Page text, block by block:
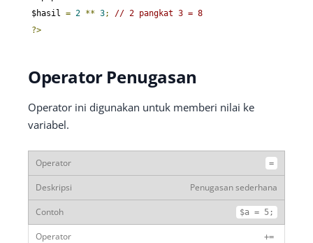
$hasil = 2 ** 3;
// 2 pangkat 3 = 8
?>
Operator Penugasan
Operator ini digunakan untuk memberi nilai ke
variabel.
=
Penugasan sederhana
$a = 5;
+=